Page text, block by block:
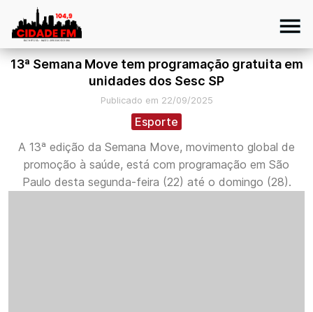
13ª Semana Move tem programação gratuita em
unidades dos Sesc SP
Publicado em 22/09/2025
Esporte
A 13ª edição da Semana Move, movimento global de
promoção à saúde, está com programação em São
Paulo desta segunda-feira (22) até o domingo (28).